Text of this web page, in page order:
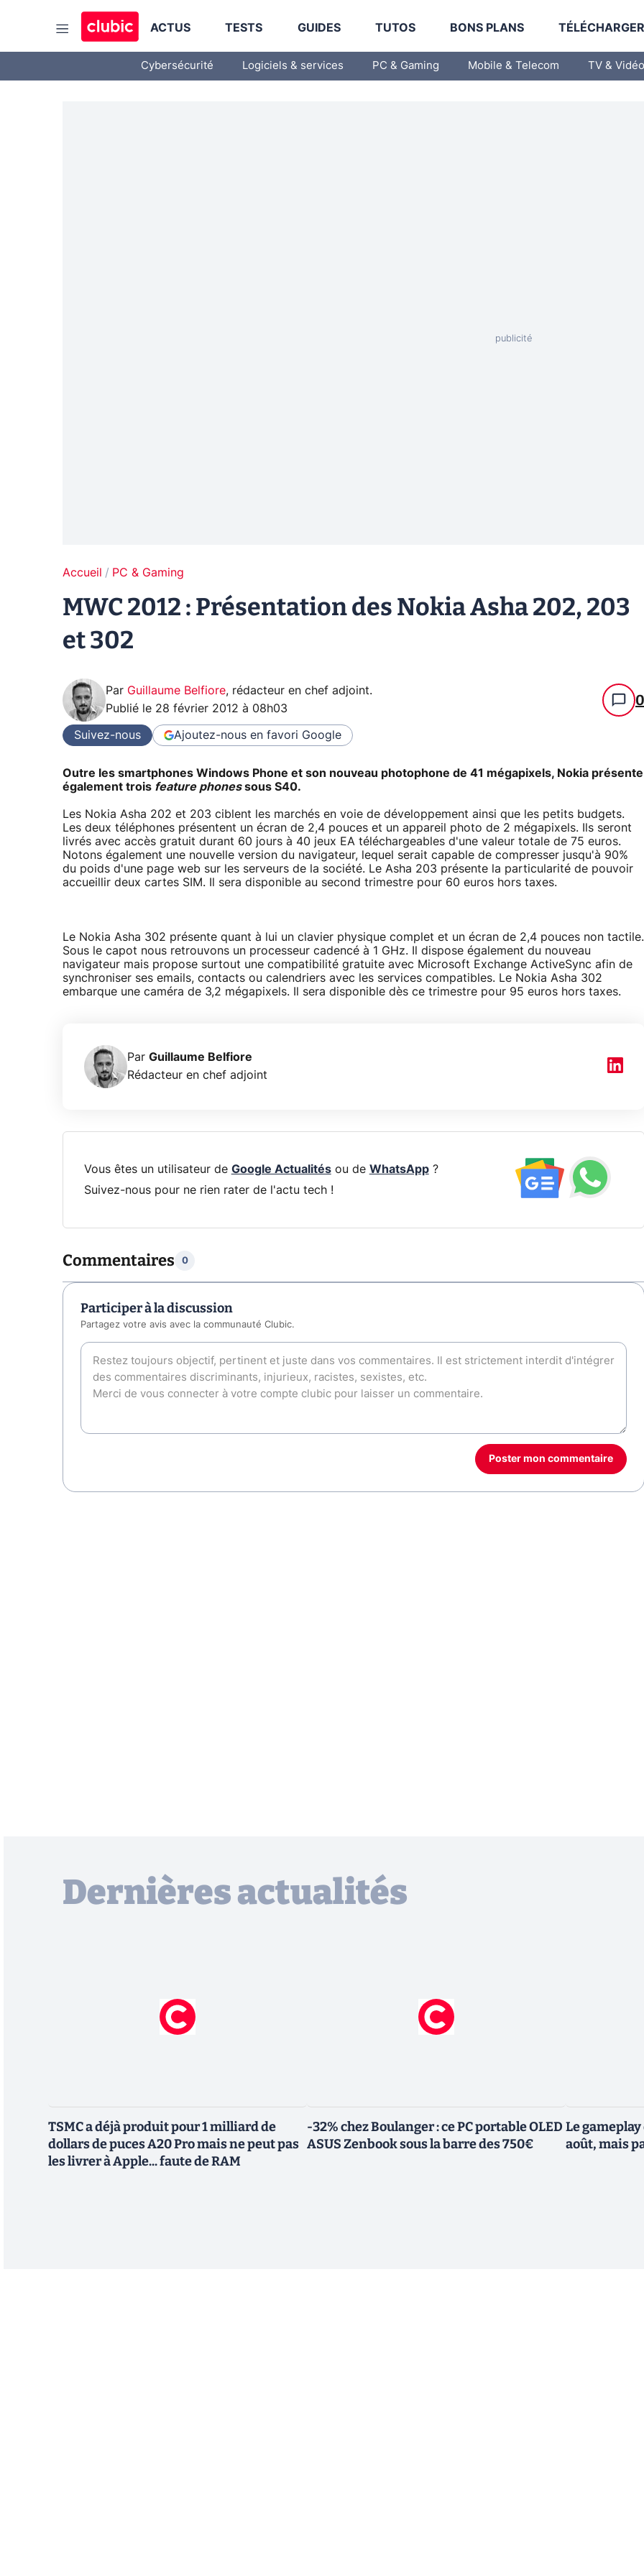
ACTUS TESTS GUIDES TUTOS BONS PLANS
Cybersécurité Logiciels & services PC & Gaming Mobile & Telecom TV & Vidéo
Accueil PC & Gaming
MWC 2012 : Présentation des Nokia Asha 202, 203
et 302
Par Guillaume Belfiore, rédacteur en chef adjoint.
Publié le 28 février 2012 à 08h03 0
Suivez-nous Ajoutez-nous en favori Google
Outre les smartphones Windows Phone et son nouveau photophone de 41 mégapixels, Nokia présente
également trois feature phonessous S40.
Les Nokia Asha 202 et 203 ciblent les marchés en voie de développement ainsi que les petits budgets.
Les deux téléphones présentent un écran de 2,4 pouces et un appareil photo de 2 mégapixels. Ils seront
livrés avec accès gratuit durant 60 jours à 40 jeux EA téléchargeables d'une valeur totale de 75 euros.
Notons également une nouvelle version du navigateur, lequel serait capable de compresser jusqu'à 90%
du poids d'une page web sur les serveurs de la société. Le Asha 203 présente la particularité de pouvoir
accueillir deux cartes SIM. Il sera disponible au second trimestre pour 60 euros hors taxes.
Le Nokia Asha 302 présente quant à lui un clavier physique complet et un écran de 2,4 pouces non tactile.
Sous le capot nous retrouvons un processeur cadencé à 1 GHz. Il dispose également du nouveau
navigateur mais propose surtout une compatibilité gratuite avec Microsoft Exchange ActiveSync afin de
synchroniser ses emails, contacts ou calendriers avec les services compatibles. Le Nokia Asha 302
embarque une caméra de 3,2 mégapixels. Il sera disponible dès ce trimestre pour 95 euros hors taxes.
Par Guillaume Belfiore
Rédacteur en chef adjoint
Vous êtes un utilisateur de Google Actualitésou de WhatsApp?
Suivez-nous pour ne rien rater de l'actu tech !
Commentaires 0
Participer à la discussion
Partagez votre avis avec la communauté Clubic.
Poster mon commentaire
Dernières actualités
TSMC a déjà produit pour 1 milliard de
dollars de puces A20 Pro mais ne peut pas
les livrer à Apple... faute de RAM
-32% chez Boulanger : ce PC portable OLED
ASUS Zenbook sous la barre des 750€
Le gameplay
août, mais